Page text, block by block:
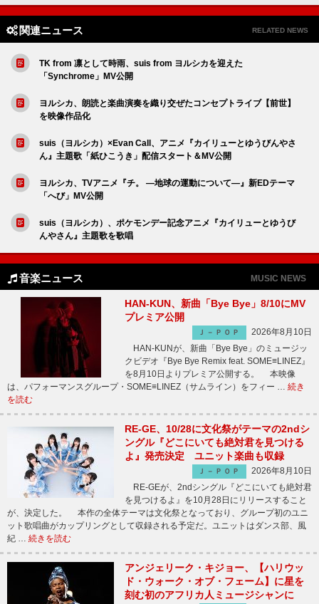
関連ニュース RELATED NEWS
TK from 凛として時雨、suis from ヨルシカを迎えた
「Synchrome」MV公開
ヨルシカ、朗読と楽曲演奏を織り交ぜたコンセプトライブ【前世】
を映像作品化
suis（ヨルシカ）×Evan Call、アニメ『カイリューとゆうびんやさ
ん』主題歌「紙ひこうき」配信スタート＆MV公開
ヨルシカ、TVアニメ『チ。 ―地球の運動について―』新EDテーマ
「へび」MV公開
suis（ヨルシカ）、ポケモンデー記念アニメ『カイリューとゆうび
んやさん』主題歌を歌唱
音楽ニュース MUSIC NEWS
HAN-KUN、新曲「Bye Bye」8/10にMV
プレミア公開
Ｊ－ＰＯＰ
2026年8月10日
HAN-KUNが、新曲「Bye Bye」のミュージッ
クビデオ『Bye Bye Remix feat. SOME≡LINEZ』
を8月10日よりプレミア公開する。 本映像
は、パフォーマンスグループ・SOME≡LINEZ（サムライン）をフィー … 続き
を読む
RE-GE、10/28に文化祭がテーマの2ndシ
ングル『どこにいても絶対君を見つける
よ』発売決定 ユニット楽曲も収録
Ｊ－ＰＯＰ
2026年8月10日
RE-GEが、2ndシングル『どこにいても絶対君
を見つけるよ』を10月28日にリリースすること
が、決定した。 本作の全体テーマは文化祭となっており、グループ初のユニ
ット歌唱曲がカップリングとして収録される予定だ。ユニットはダンス部、風
紀 … 続きを読む
アンジェリーク・キジョー、【ハリウッ
ド・ウォーク・オブ・フェーム】に星を
刻む初のアフリカ人ミュージシャンに